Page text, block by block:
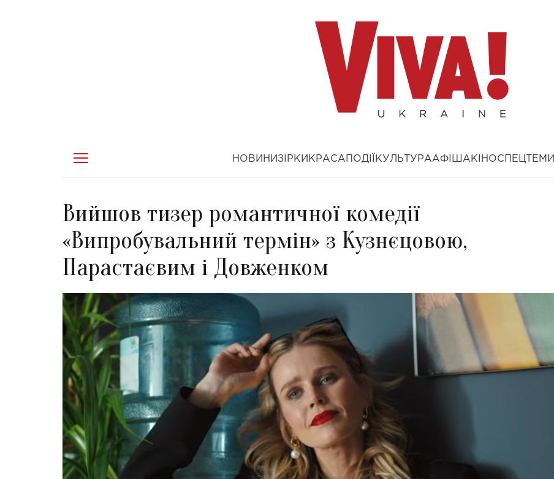
НОВИНИ ЗІРКИ КРАСА ПОДІЇ КУЛЬТУРААФІША КІНОСПЕЦТЕМИ
Вийшов тизер романтичної комедії
«Випробувальний термін» з Кузнєцовою,
Парастаєвим і Довженком